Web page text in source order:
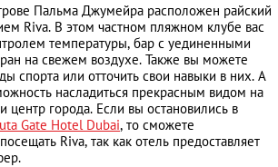
Пальма Джумейра расположен райский
Riva. В этом частном пляжном клубе вас
температуры, бар с уединенными
на свежем воздухе. Также вы можете
спорта или отточить свои навыки в них. А
насладиться прекрасным видом на
центр города. Если вы остановились в
Gate Hotel Dubai, то сможете
Riva, так как отель предоставляет